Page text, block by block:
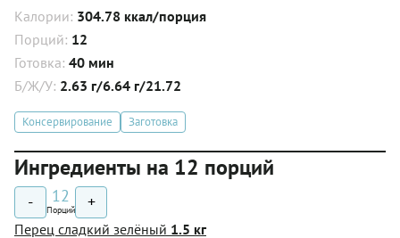
Калории: 304.78 ккал/порция
Порций: 12
Готовка: 40 мин
Б/Ж/У: 2.63 г/6.64 г/21.72
Консервирование Заготовка
Ингредиенты на 12 порций
- 12
Порций +
Перец сладкий зелёный 1.5 кг